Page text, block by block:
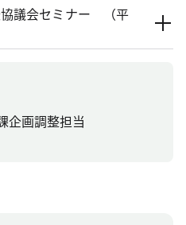
協議会セミナー （平
企画調整担当